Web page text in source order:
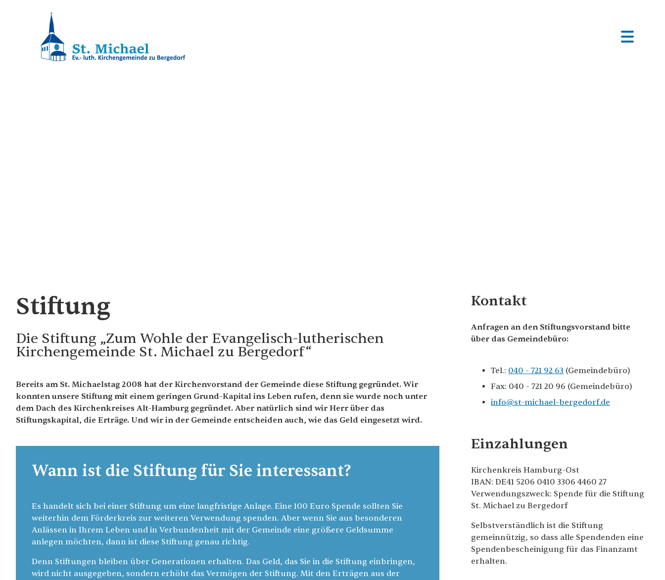
Stiftung
Die Stiftung „Zum Wohle der Evangelisch-lutherischen
Kirchengemeinde St. Michael zu Bergedorf“
Bereits am St. Michaelstag 2008 hat der Kirchenvorstand der Gemeinde diese Stiftung gegründet. Wir
konnten unsere Stiftung mit einem geringen Grund-Kapital ins Leben rufen, denn sie wurde noch unter
dem Dach des Kirchenkreises Alt-Hamburg gegründet. Aber natürlich sind wir Herr über das
Stiftungskapital, die Erträge. Und wir in der Gemeinde entscheiden auch, wie das Geld eingesetzt wird.
Wann ist die Stiftung für Sie interessant?
Es handelt sich bei einer Stiftung um eine langfristige Anlage. Eine 100 Euro Spende sollten Sie
weiterhin dem Förderkreis zur weiteren Verwendung spenden. Aber wenn Sie aus besonderen
Anlässen in Ihrem Leben und in Verbundenheit mit der Gemeinde eine größere Geldsumme
anlegen möchten, dann ist diese Stiftung genau richtig.
Denn Stiftungen bleiben über Generationen erhalten. Das Geld, das Sie in die Stiftung einbringen,
wird nicht ausgegeben, sondern erhöht das Vermögen der Stiftung. Mit den Erträgen aus der
Kontakt
Anfragen an den Stiftungsvorstand bitte
über das Gemeindebüro:
Tel.: 040 - 721 92 63 (Gemeindebüro)
Fax: 040 - 721 20 96 (Gemeindebüro)
info@st-michael-bergedorf.de
Einzahlungen
Kirchenkreis Hamburg-Ost
IBAN: DE41 5206 0410 3306 4460 27
Verwendungszweck: Spende für die Stiftung
St. Michael zu Bergedorf
Selbstverständlich ist die Stiftung
gemeinnützig, so dass alle Spendenden eine
Spendenbescheinigung für das Finanzamt
erhalten.